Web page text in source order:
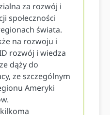
za rozwój i
społeczności
świata.
na rozwoju i
rozwój i wiedza
dąży do
ze szczególnym
Ameryki